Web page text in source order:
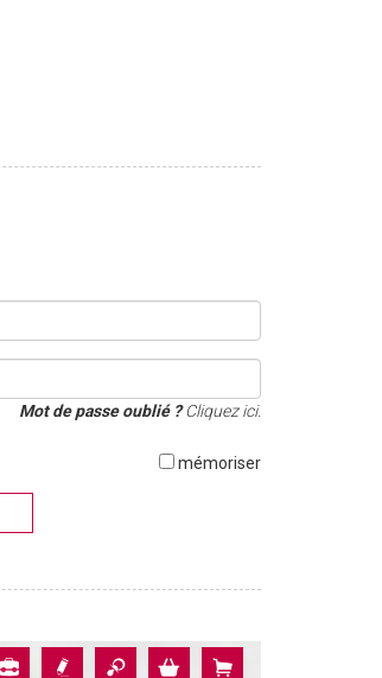
Mot de passe oublié ?Cliquez ici.
mémoriser